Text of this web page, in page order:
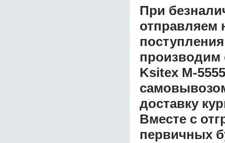
При
отправляем
производим
Ksitex M-
доставку
Вместе с
первичных